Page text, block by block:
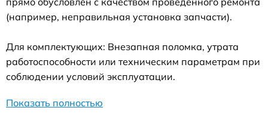
(например, неправильная установка запчасти).
Для комплектующих: Внезапная поломка, утрата
работоспособности или техническим параметрам при
соблюдении условий эксплуатации.
Показать полностью